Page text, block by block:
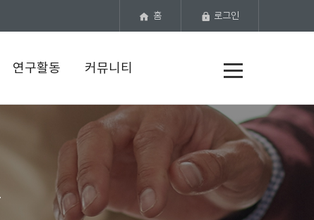
뉴
홈 로그인
연구활동 커뮤니티